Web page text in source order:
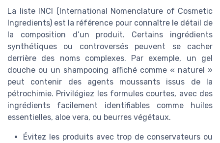
La liste INCI (International Nomenclature of Cosmetic
Ingredients) est la référence pour connaître le détail de
la composition d’un produit. Certains ingrédients
synthétiques ou controversés peuvent se cacher
derrière des noms complexes. Par exemple, un gel
douche ou un shampooing affiché comme « naturel »
peut contenir des agents moussants issus de la
pétrochimie. Privilégiez les formules courtes, avec des
ingrédients facilement identifiables comme huiles
essentielles, aloe vera, ou beurres végétaux.
Évitez les produits avec trop de conservateurs ou